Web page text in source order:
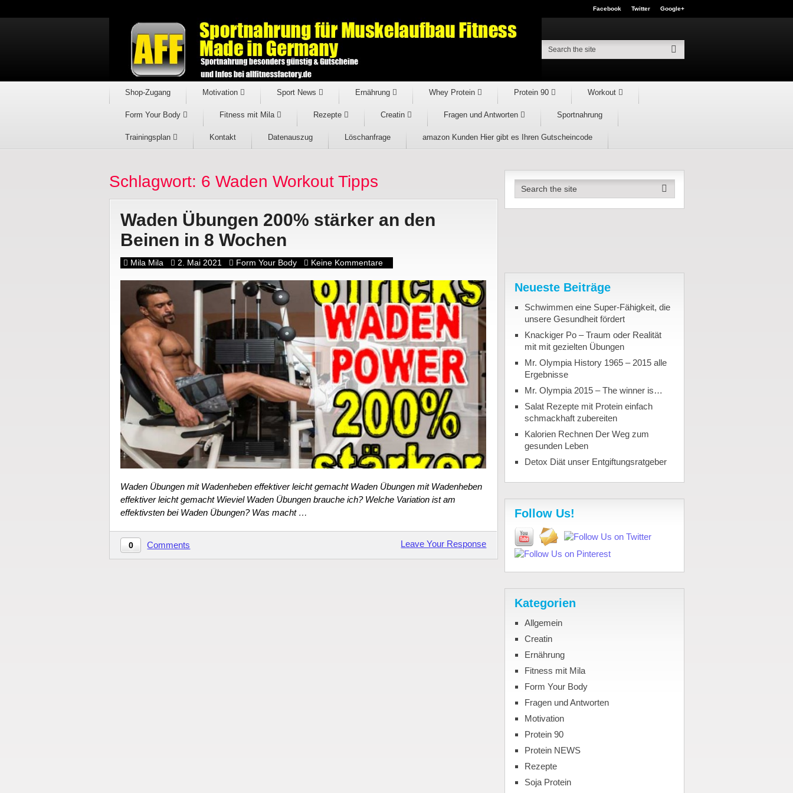
Facebook Twitter Google+
Shop-Zugang Motivation Sport News Ernährung Whey Protein Protein 90 Workout
Form Your Body Fitness mit Mila Rezepte Creatin Fragen und Antworten Sportnahrung
Trainingsplan Kontakt Datenauszug Löschanfrage amazon Kunden Hier gibt es Ihren Gutscheincode
Schlagwort: 6 Waden Workout Tipps
Waden Übungen 200% stärker an den
Beinen in 8 Wochen
Mila Mila 2. Mai 2021 Form Your Body Keine Kommentare
Waden Übungen mit Wadenheben effektiver leicht gemacht Waden Übungen mit Wadenheben
effektiver leicht gemacht Wieviel Waden Übungen brauche ich? Welche Variation ist am
effektivsten bei Waden Übungen? Was macht …
0 Comments Leave Your Response
Neueste Beiträge
Schwimmen eine Super-Fähigkeit, die
unsere Gesundheit fördert
Knackiger Po – Traum oder Realität
mit mit gezielten Übungen
Mr. Olympia History 1965 – 2015 alle
Ergebnisse
Mr. Olympia 2015 – The winner is…
Salat Rezepte mit Protein einfach
schmackhaft zubereiten
Kalorien Rechnen Der Weg zum
gesunden Leben
Detox Diät unser Entgiftungsratgeber
Follow Us!
Kategorien
Allgemein
Creatin
Ernährung
Fitness mit Mila
Form Your Body
Fragen und Antworten
Motivation
Protein 90
Protein NEWS
Rezepte
Soja Protein